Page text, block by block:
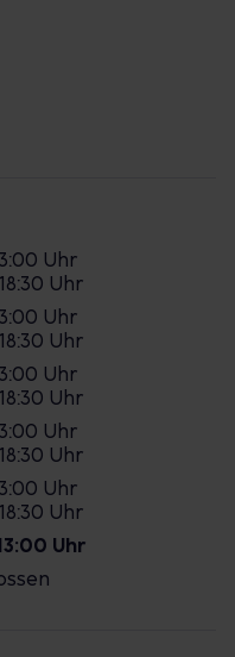
Uhr
Uhr
Uhr
Uhr
Uhr
Uhr
Uhr
Uhr
Uhr
Uhr
Uhr